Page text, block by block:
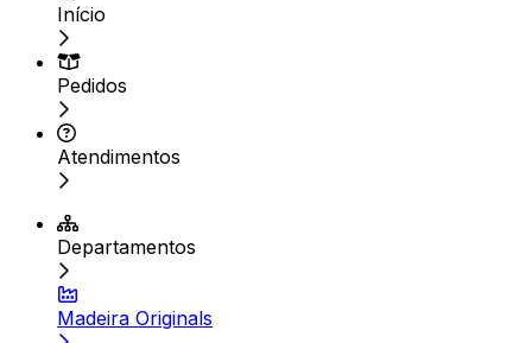
Início
Pedidos
Atendimentos
Departamentos
Madeira Originals